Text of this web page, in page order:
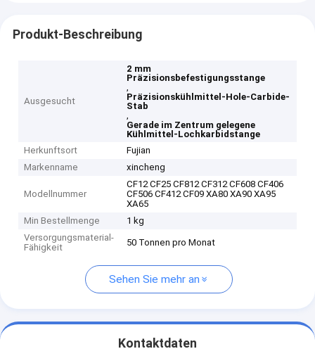
Produkt-Beschreibung
Ausgesucht
2 mm
Präzisionsbefestigungsstange
,
Präzisionskühlmittel-Hole-Carbide-
Stab
,
Gerade im Zentrum gelegene
Kühlmittel-Lochkarbidstange
Herkunftsort
Fujian
Markenname
xincheng
Modellnummer
CF12 CF25 CF812 CF312 CF608 CF406
CF506 CF412 CF09 XA80 XA90 XA95
XA65
Min Bestellmenge
1 kg
Versorgungsmaterial-
Fähigkeit
50 Tonnen pro Monat
Sehen Sie mehr an
Kontaktdaten